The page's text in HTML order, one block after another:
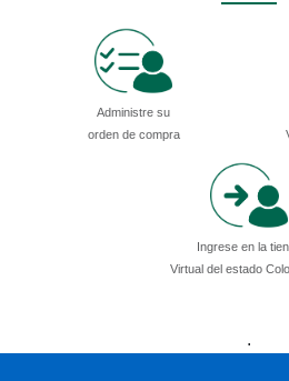
Administre su
orden de compra
Ingrese en la
Virtual del estado
.